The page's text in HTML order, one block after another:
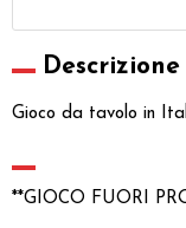
Descrizione
Gioco da tavolo in
**GIOCO FUORI